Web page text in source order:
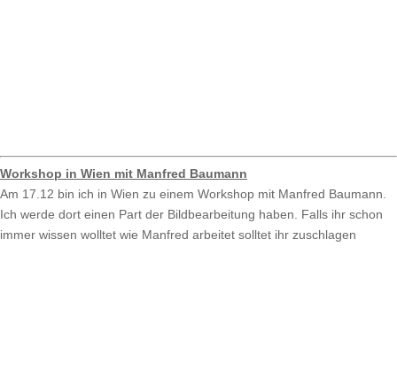
Workshop in Wien mit Manfred Baumann
Am 17.12 bin ich in Wien zu einem Workshop mit Manfred Baumann.
Ich werde dort einen Part der Bildbearbeitung haben. Falls ihr schon
immer wissen wolltet wie Manfred arbeitet solltet ihr zuschlagen